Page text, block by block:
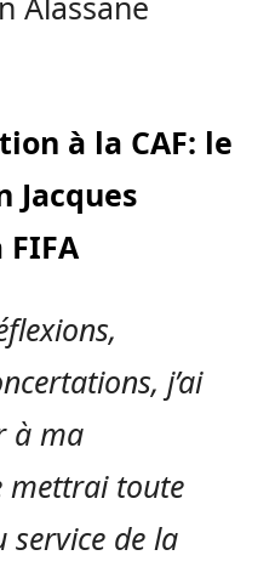
à la CAF: le
Jacques
j’ai
à ma
mettrai toute
service de la